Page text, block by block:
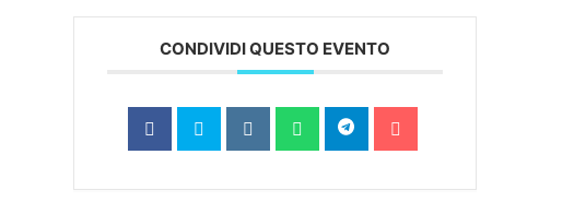
CONDIVIDI QUESTO EVENTO